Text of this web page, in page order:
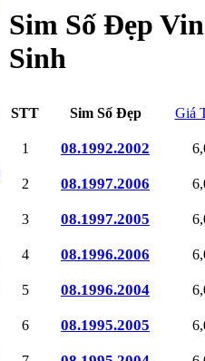
Sim Số Đẹp
Sinh
STT Sim Số Đẹp Giá
1 08.1992.2002
2 08.1997.2006
3 08.1997.2005
4 08.1996.2006
5 08.1996.2004
6 08.1995.2005